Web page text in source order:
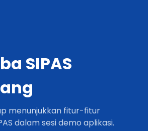
SIPAS
menunjukkan fitur-fitur
dalam sesi demo aplikasi.